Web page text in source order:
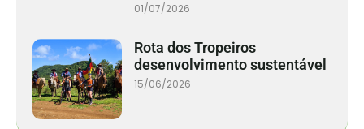
01/07/2026
Rota dos Tropeiros
desenvolvimento sustentável
15/06/2026